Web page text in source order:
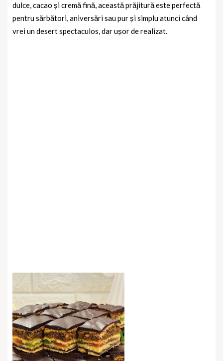
dulce, cacao și cremă fină, această prăjitură este perfectă
pentru sărbători, aniversări sau pur și simplu atunci când
vrei un desert spectaculos, dar ușor de realizat.